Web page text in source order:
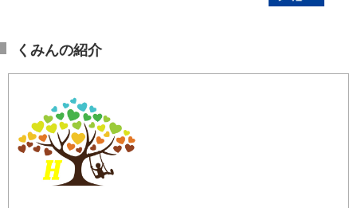
くみんの紹介